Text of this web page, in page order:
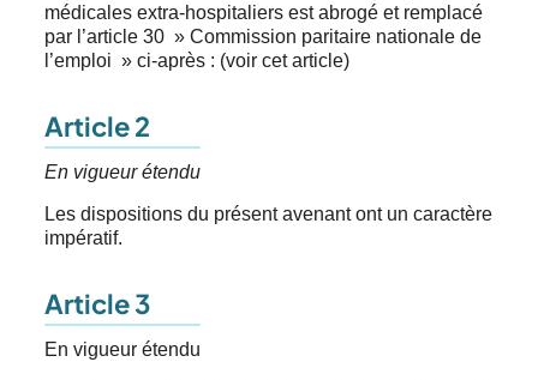
médicales extra-hospitaliers est abrogé et remplacé
par l’article 30 » Commission paritaire nationale de
l’emploi » ci-après : (voir cet article)
Article 2
En vigueur étendu
Les dispositions du présent avenant ont un caractère
impératif.
Article 3
En vigueur étendu